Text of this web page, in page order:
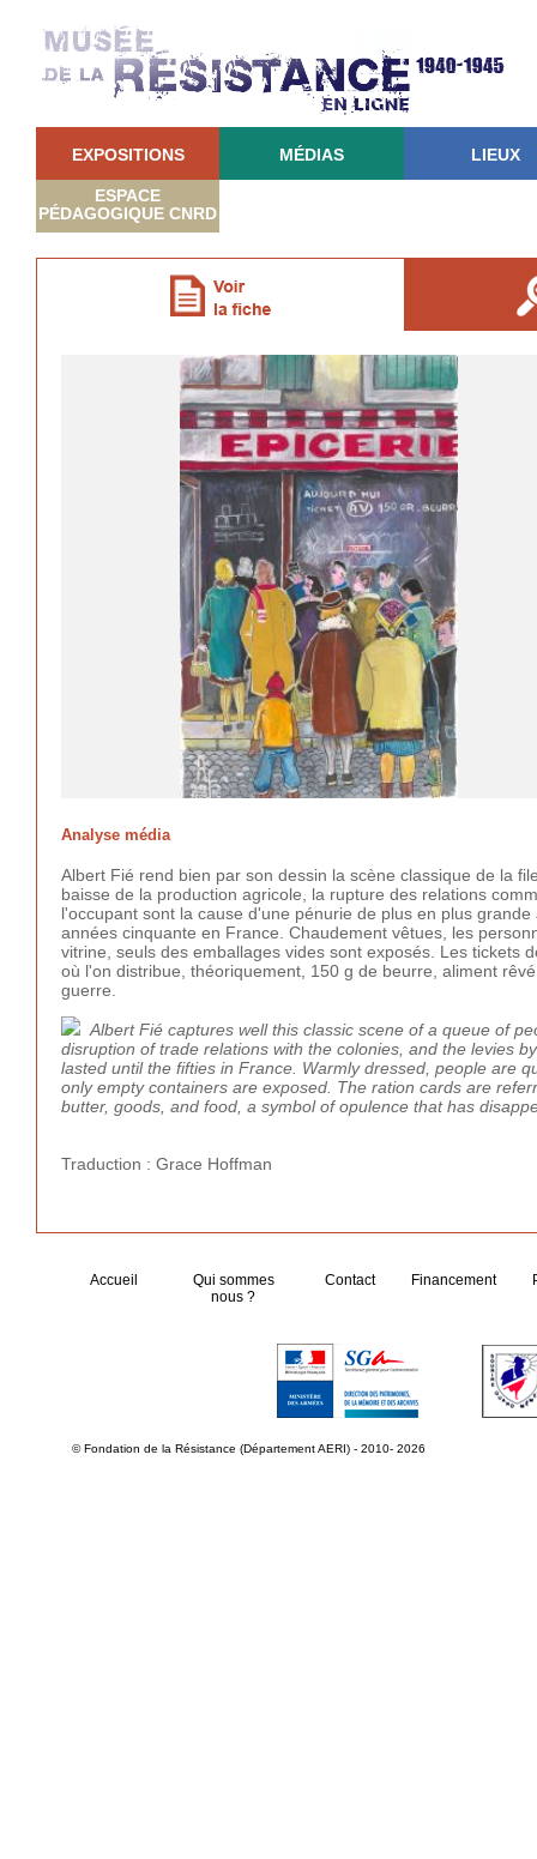
EXPOSITIONS MÉDIAS LIEUX
ESPACE
PÉDAGOGIQUE CNRD
Analyse média
Albert Fié rend bien par son dessin la scène classique de la
baisse de la production agricole, la rupture des relations
l'occupant sont la cause d'une pénurie de plus en plus
années cinquante en France. Chaudement vêtues, les
vitrine, seuls des emballages vides sont exposés. Les tickets
où l'on distribue, théoriquement, 150 g de beurre, aliment
guerre.
Albert Fié captures well this classic scene of a queue of
disruption of trade relations with the colonies, and the levies
lasted until the fifties in France. Warmly dressed, people are
only empty containers are exposed. The ration cards are
butter, goods, and food, a symbol of opulence that has
Traduction : Grace Hoffman
Accueil
Qui sommes
nous ?
Contact Financement
© Fondation de la Résistance (Département AERI) - 2010- 2026